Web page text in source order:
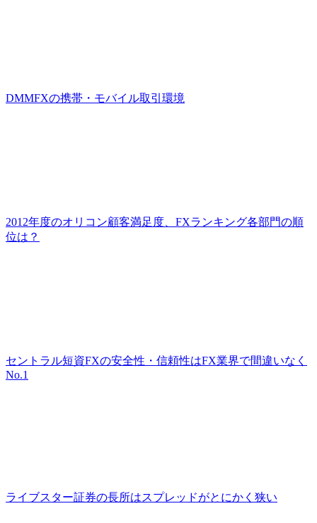
DMMFXの携帯・モバイル取引環境
2012年度のオリコン顧客満足度、FXランキング各部門の順
位は？
セントラル短資FXの安全性・信頼性はFX業界で間違いなく
No.1
ライブスター証券の長所はスプレッドがとにかく狭い